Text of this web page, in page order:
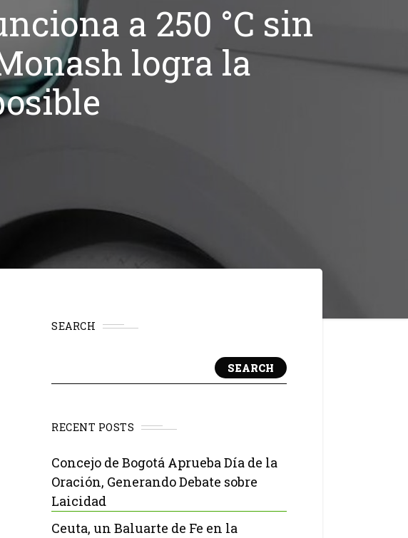
a 250 °C sin
logra la
SEARCH
SEARCH
RECENT POSTS
Concejo de Bogotá Aprueba Día de la
Oración, Generando Debate sobre
Laicidad
Ceuta, un Baluarte de Fe en la